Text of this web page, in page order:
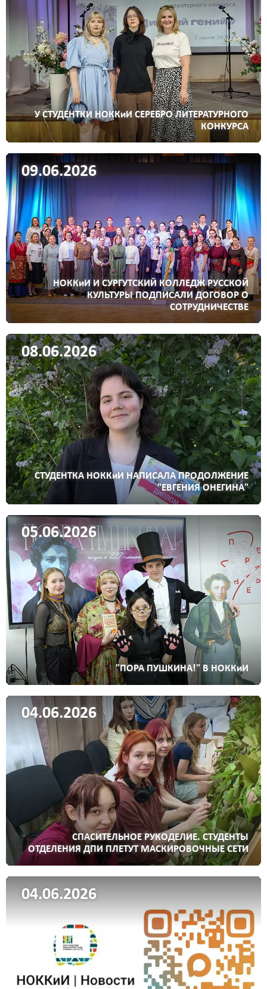
У СТУДЕНТКИ НОККиИ СЕРЕБРО ЛИТЕРАТУРНОГО
КОНКУРСА
09.06.2026
НОККиИ И СУРГУТСКИЙ КОЛЛЕДЖ РУССКОЙ
КУЛЬТУРЫ ПОДПИСАЛИ ДОГОВОР О
СОТРУДНИЧЕСТВЕ
08.06.2026
СТУДЕНТКА НОККиИ НАПИСАЛА ПРОДОЛЖЕНИЕ
"ЕВГЕНИЯ ОНЕГИНА"
05.06.2026
"ПОРА ПУШКИНА!" В НОККиИ
04.06.2026
СПАСИТЕЛЬНОЕ РУКОДЕЛИЕ. СТУДЕНТЫ
ОТДЕЛЕНИЯ ДПИ ПЛЕТУТ МАСКИРОВОЧНЫЕ СЕТИ
04.06.2026